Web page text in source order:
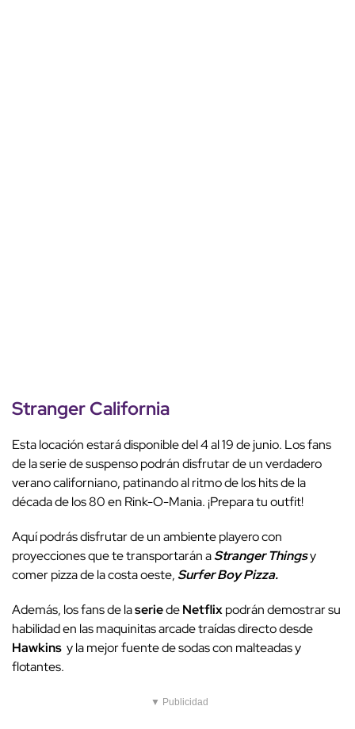
Stranger California
Esta locación estará disponible del 4 al 19 de junio. Los fans
de la serie de suspenso podrán disfrutar de un verdadero
verano californiano, patinando al ritmo de los hits de la
década de los 80 en Rink-O-Mania. ¡Prepara tu outfit!
Aquí podrás disfrutar de un ambiente playero con
proyecciones que te transportarán aStranger Thingsy
comer pizza de la costa oeste,Surfer Boy Pizza.
Además, los fans de laseriedeNetflixpodrán demostrar su
habilidad en las maquinitas arcade traídas directo desde
Hawkins y la mejor fuente de sodas con malteadas y
flotantes.
▼ Publicidad